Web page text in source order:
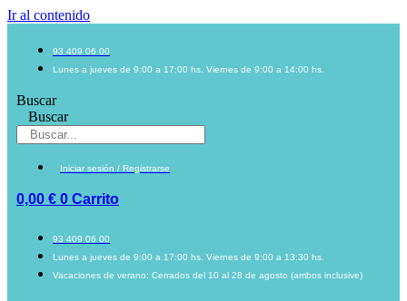
Ir al contenido
93 409 06 00
Lunes a jueves de 9:00 a 17:00 hs. Viernes de 9:00 a 14:00 hs.
Buscar
Buscar
Iniciar sesión / Registrarse
0,00 € 0 Carrito
93 409 06 00
Lunes a jueves de 9:00 a 17:00 hs. Viernes de 9:00 a 13:30 hs.
Vacaciones de verano: Cerrados del 10 al 28 de agosto (ambos inclusive)